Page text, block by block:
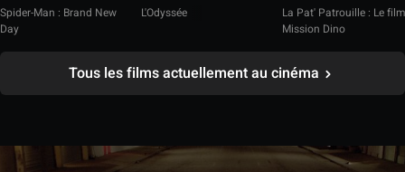
Spider-Man : Brand New
Day
L'Odyssée
La Pat' Patrouille : Le film
Mission Dino
Tous les films actuellement au cinéma